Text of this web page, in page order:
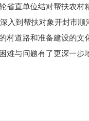
省直单位结对帮扶农
入到帮扶对象开封市
道路和准备建设的
与问题有了更深一步